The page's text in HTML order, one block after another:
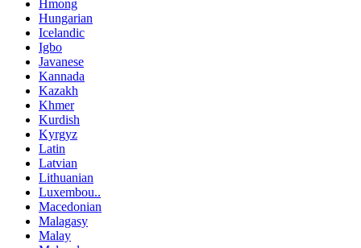
Hmong
Hungarian
Icelandic
Igbo
Javanese
Kannada
Kazakh
Khmer
Kurdish
Kyrgyz
Latin
Latvian
Lithuanian
Luxembou..
Macedonian
Malagasy
Malay